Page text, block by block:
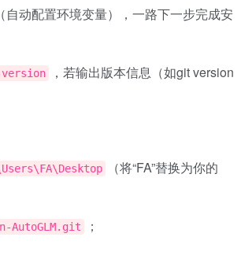
动配置环境变量），一路下一步完成安
，若输出版本信息（如git version
（将“FA”替换为你的
；